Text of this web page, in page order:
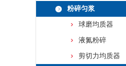
粉碎匀浆
球磨均质器
液氮粉碎
剪切力均质器